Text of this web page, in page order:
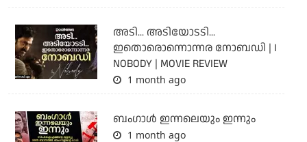
അടി... അടിയോടടി...
ഇതൊരൊന്നൊന്നര നോബഡി | I
NOBODY | MOVIE REVIEW
1 month ago
ബംഗാള്‍ ഇന്നലെയും ഇന്നും
1 month ago